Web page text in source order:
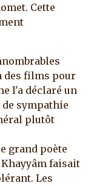
Cette
des films pour
l'a déclaré un
sympathie
plutôt
grand poète
faisait
Les